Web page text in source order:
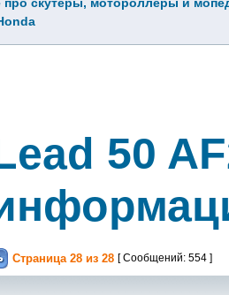
50
Страница 28 из 28 [ Сообщений: 554 ]